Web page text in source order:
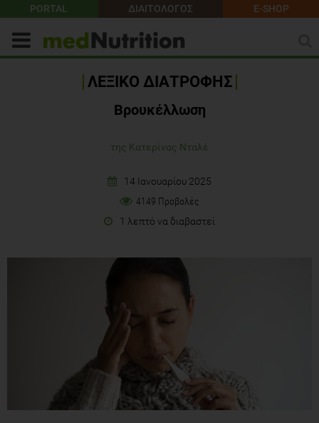
PORTAL ΔΙΑΙΤΟΛΟΓΟΣ E-SHOP
ΛΕΞΙΚΟ ΔΙΑΤΡΟΦΗΣ
Βρουκέλλωση
της Κατερίνας Νταλέ
14 Ιανουαρίου 2025
4149 Προβολές
1 λεπτό να διαβαστεί